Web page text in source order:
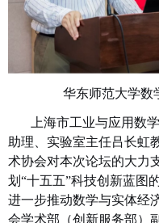
华东师范大学数
上海市工业与应用数
助理、实验室主任吕长虹
术协会对本次论坛的大力
划“十五五”科技创新蓝图
进一步推动数学与实体经
会学术部（创新服务部）